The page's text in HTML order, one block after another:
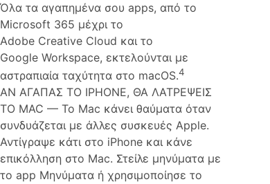
Όλα τα αγαπημένα σου apps, από το
Microsoft 365 μέχρι το
Adobe Creative Cloud και το
Google Workspace, εκτελούνται με
αστραπιαία ταχύτητα στο macOS.4
ΑΝ ΑΓΑΠΑΣ ΤΟ IPHONE, ΘΑ ΛΑΤΡΕΨΕΙΣ
ΤΟ MAC — Το Mac κάνει θαύματα όταν
συνδυάζεται με άλλες συσκευές Apple.
Αντίγραψε κάτι στο iPhone και κάνε
επικόλληση στο Mac. Στείλε μηνύματα με
το app Μηνύματα ή χρησιμοποίησε το